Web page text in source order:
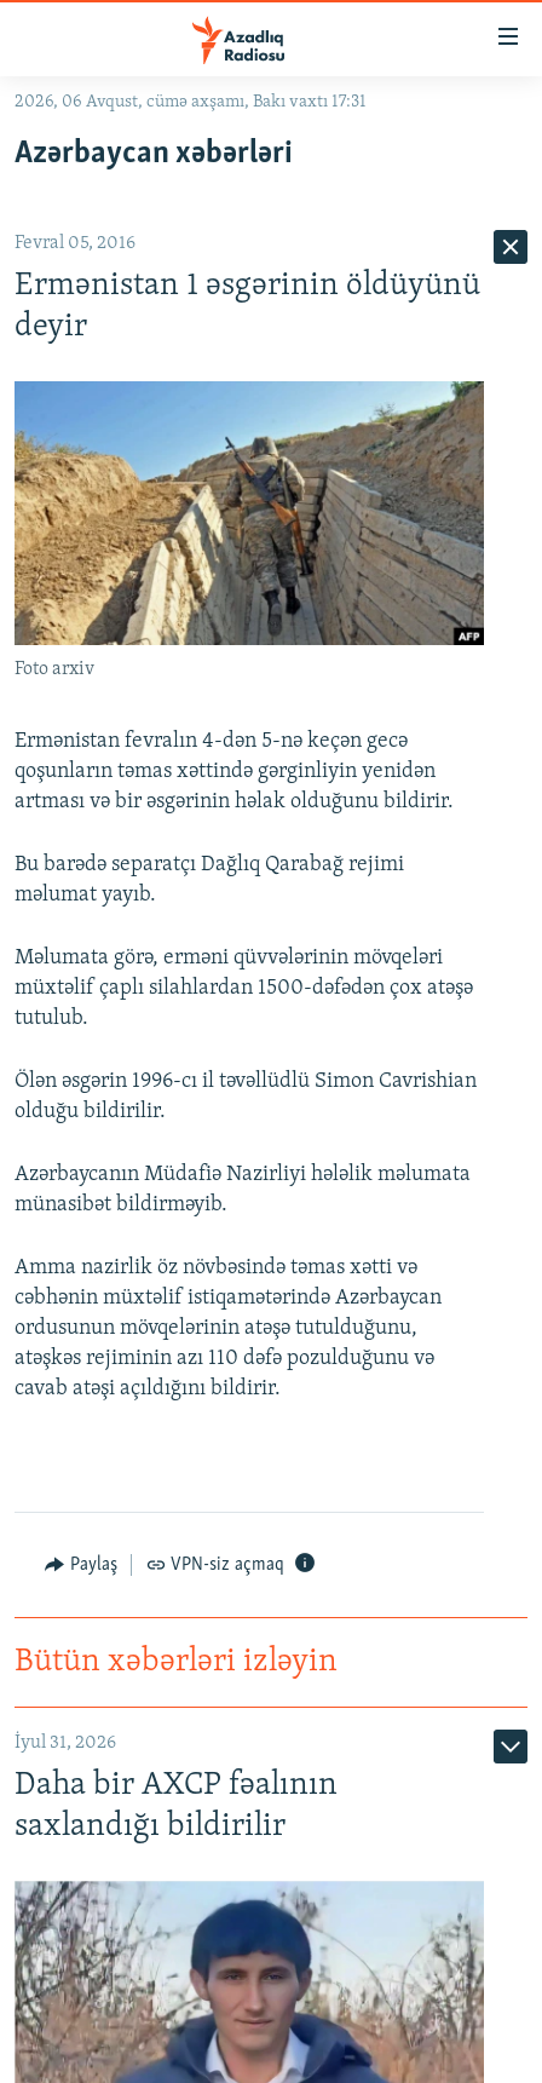
Əsas
qayıt
qayıt
Axtarışa
keç
QANUNI DOĞRU
MULTIMEDIA
VIDEO
FOTOQALEREYA
İNFOQRAFIKA
KARIKATURA
RADIO ARXIV
OXU ZALI
AZƏRBAYCAN ƏDƏBIYYATI KITABXANASI
İSLAM VƏ DEMOKRATIYA
HAQQIMIZDA
MISSIYAMIZ
PEŞƏ ETIKASI VƏ JURNALISTIKA STANDARTLARIMIZ
BIZIMLƏ ƏLAQƏ
XƏBƏR BÜLLETENLƏRIMIZ
BIZI IZLƏ
2026, 06 Avqust, cümə axşamı, Bakı vaxtı 17:31
Azərbaycan xəbərləri
Fevral 05, 2016
Ermənistan 1 əsgərinin öldüyünü
deyir
Foto arxiv
Ermənistan fevralın 4-dən 5-nə keçən gecə
qoşunların təmas xəttində gərginliyin yenidən
artması və bir əsgərinin həlak olduğunu bildirir.
Bu barədə separatçı Dağlıq Qarabağ rejimi
məlumat yayıb.
Məlumata görə, erməni qüvvələrinin mövqeləri
müxtəlif çaplı silahlardan 1500-dəfədən çox atəşə
tutulub.
Ölən əsgərin 1996-cı il təvəllüdlü Simon Cavrishian
olduğu bildirilir.
Azərbaycanın Müdafiə Nazirliyi hələlik məlumata
münasibət bildirməyib.
Amma nazirlik öz növbəsində təmas xətti və
cəbhənin müxtəlif istiqamətərində Azərbaycan
ordusunun mövqelərinin atəşə tutulduğunu,
atəşkəs rejiminin azı 110 dəfə pozulduğunu və
cavab atəşi açıldığını bildirir.
Paylaş VPN-siz açmaq
Bütün xəbərləri izləyin
İyul 31, 2026
Daha bir AXCP fəalının
saxlandığı bildirilir